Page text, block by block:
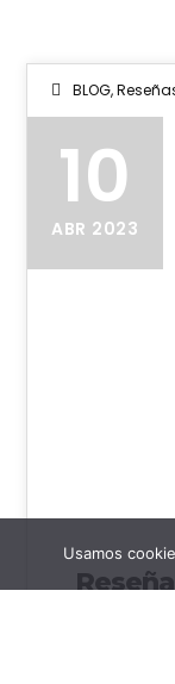
BLOG,
10
ABR 2023
Usamos